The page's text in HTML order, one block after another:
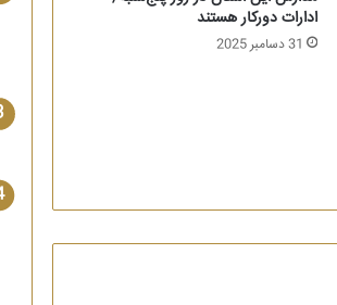
ادارات دورکار هستند
31 دسامبر 2025